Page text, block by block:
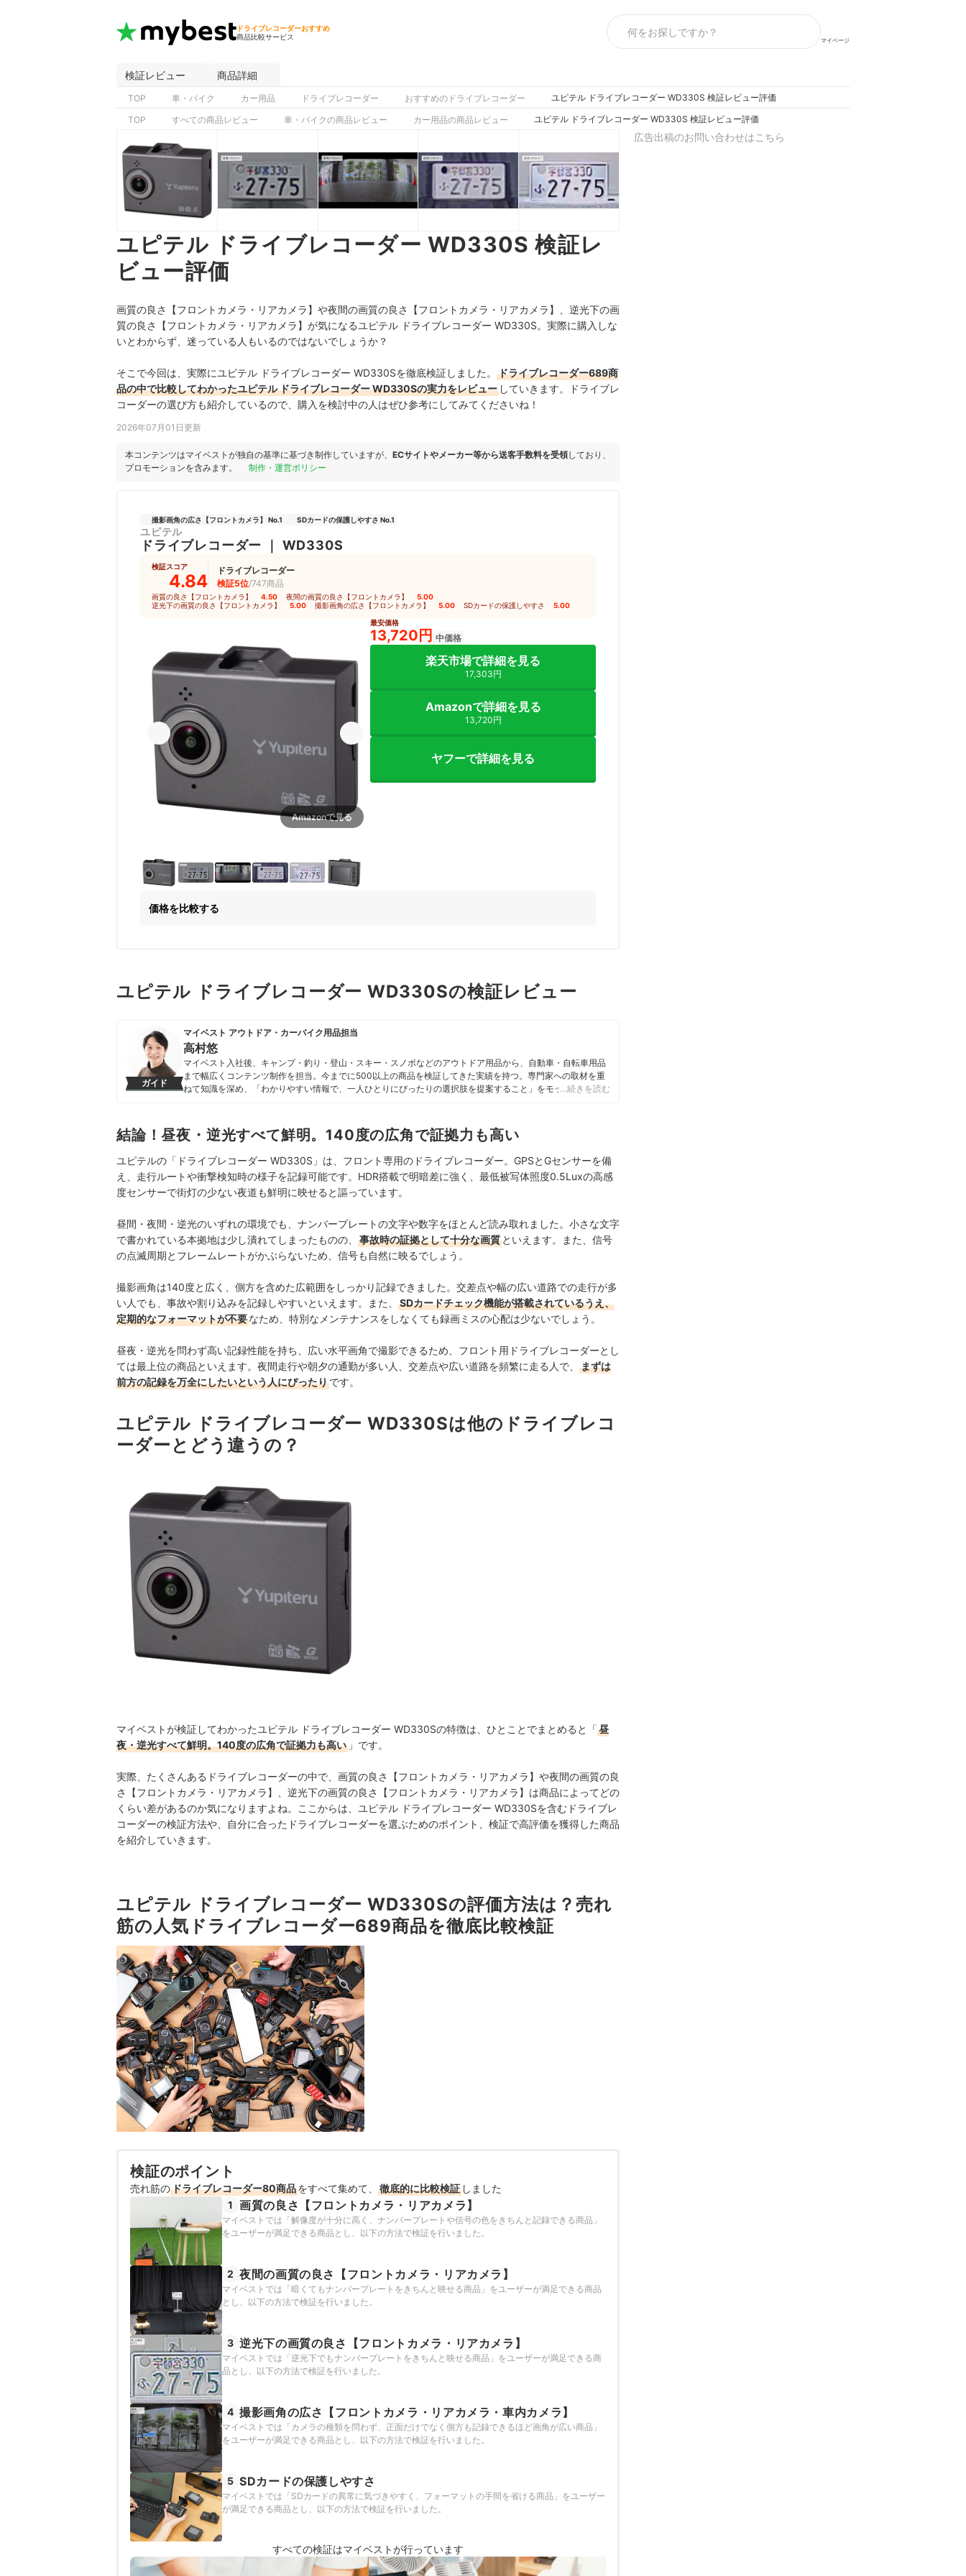
ドライブレコーダーおすすめ
商品比較サービス
マイページ
検証レビュー 商品詳細
TOP 車・バイク カー用品 ドライブレコーダー おすすめのドライブレコーダー ユピテル ドライブレコーダー WD330S 検証レビュー評価
TOP すべての商品レビュー 車・バイクの商品レビュー カー用品の商品レビュー ユピテル ドライブレコーダー WD330S 検証レビュー評価
ユピテル ドライブレコーダー WD330S 検証レ
ビュー評価
画質の良さ【フロントカメラ・リアカメラ】や夜間の画質の良さ【フロントカメラ・リアカメラ】、逆光下の画
質の良さ【フロントカメラ・リアカメラ】が気になるユピテル ドライブレコーダー WD330S。実際に購入しな
いとわからず、迷っている人もいるのではないでしょうか？
そこで今回は、実際にユピテル ドライブレコーダー WD330Sを徹底検証しました。
ドライブレコーダー689商
品の中で比較してわかったユピテル ドライブレコーダー WD330Sの実力をレビュー していきます。ドライブレ
コーダーの選び方も紹介しているので、購入を検討中の人はぜひ参考にしてみてくださいね！
2026年07月01日更新
本コンテンツはマイベストが独自の基準に基づき制作していますが、 ECサイトやメーカー等から送客手数料を受領しており、
プロモーションを含みます。
制作・運営ポリシー
撮影画角の広さ【フロントカメラ】 No.1 SDカードの保護しやすさ No.1
ユピテル
ドライブレコーダー WD330S
検証スコア
4.84
ドライブレコーダー
検証5位/747商品
画質の良さ【フロントカメラ】 4.50 夜間の画質の良さ【フロントカメラ】 5.00
逆光下の画質の良さ【フロントカメラ】 5.00 撮影画角の広さ【フロントカメラ】 5.00 SDカードの保護しやすさ 5.00
Amazonで見る
最安価格
13,720円 中価格
楽天市場で詳細を見る
17,303円
Amazonで詳細を見る
13,720円
ヤフーで詳細を見る
価格を比較する
ユピテル ドライブレコーダー WD330Sの検証レビュー
ガイド
マイベスト アウトドア・カーバイク用品担当
高村悠
マイベスト入社後、キャンプ・釣り・登山・スキー・スノボなどのアウトドア用品から、自動車・自転車用品
まで幅広くコンテンツ制作を担当。今までに500以上の商品を検証してきた実績を持つ。専門家への取材を重
ねて知識を深め、「わかりやすい情報で、一人ひとりにぴったりの選択肢を提案すること」をモットーに、コ
…続きを読む
結論！昼夜・逆光すべて鮮明。140度の広角で証拠力も高い
ユピテルの「ドライブレコーダー WD330S」は、フロント専用のドライブレコーダー。GPSとGセンサーを備
え、走行ルートや衝撃検知時の様子を記録可能です。HDR搭載で明暗差に強く、最低被写体照度0.5Luxの高感
度センサーで街灯の少ない夜道も鮮明に映せると謳っています。
昼間・夜間・逆光のいずれの環境でも、ナンバープレートの文字や数字をほとんど読み取れました。小さな文字
で書かれている本拠地は少し潰れてしまったものの、
事故時の証拠として十分な画質 といえます。また、信号
の点滅周期とフレームレートがかぶらないため、信号も自然に映るでしょう。
撮影画角は140度と広く、側方を含めた広範囲をしっかり記録できました。交差点や幅の広い道路での走行が多
い人でも、事故や割り込みを記録しやすいといえます。また、
SDカードチェック機能が搭載されているうえ、
定期的なフォーマットが不要なため、特別なメンテナンスをしなくても録画ミスの心配は少ないでしょう。
昼夜・逆光を問わず高い記録性能を持ち、広い水平画角で撮影できるため、フロント用ドライブレコーダーとし
ては最上位の商品といえます。夜間走行や朝夕の通勤が多い人、交差点や広い道路を頻繁に走る人で、
まずは
前方の記録を万全にしたいという人にぴったりです。
ユピテル ドライブレコーダー WD330Sは他のドライブレコ
ーダーとどう違うの？
マイベストが検証してわかったユピテル ドライブレコーダー WD330Sの特徴は、ひとことでまとめると「昼
夜・逆光すべて鮮明。140度の広角で証拠力も高い 」です。
実際、たくさんあるドライブレコーダーの中で、画質の良さ【フロントカメラ・リアカメラ】や夜間の画質の良
さ【フロントカメラ・リアカメラ】、逆光下の画質の良さ【フロントカメラ・リアカメラ】は商品によってどの
くらい差があるのか気になりますよね。ここからは、ユピテル ドライブレコーダー WD330Sを含むドライブレ
コーダーの検証方法や、自分に合ったドライブレコーダーを選ぶためのポイント、検証で高評価を獲得した商品
を紹介していきます。
ユピテル ドライブレコーダー WD330Sの評価方法は？売れ
筋の人気ドライブレコーダー689商品を徹底比較検証
検証のポイント
売れ筋のドライブレコーダー80商品をすべて集めて、 徹底的に比較検証 しました
1 画質の良さ【フロントカメラ・リアカメラ】
マイベストでは「解像度が十分に高く、ナンバープレートや信号の色をきちんと記録できる商品」
をユーザーが満足できる商品とし、以下の方法で検証を行いました。
2 夜間の画質の良さ【フロントカメラ・リアカメラ】
マイベストでは「暗くてもナンバープレートをきちんと映せる商品」をユーザーが満足できる商品
とし、以下の方法で検証を行いました。
3 逆光下の画質の良さ【フロントカメラ・リアカメラ】
マイベストでは「逆光下でもナンバープレートをきちんと映せる商品」をユーザーが満足できる商
品とし、以下の方法で検証を行いました。
4 撮影画角の広さ【フロントカメラ・リアカメラ・車内カメラ】
マイベストでは「カメラの種類を問わず、正面だけでなく側方も記録できるほど画角が広い商品」
をユーザーが満足できる商品とし、以下の方法で検証を行いました。
5 SDカードの保護しやすさ
マイベストでは「SDカードの異常に気づきやすく、フォーマットの手間を省ける商品」をユーザー
が満足できる商品とし、以下の方法で検証を行いました。
すべての検証はマイベストが行っています
広告出稿のお問い合わせはこちら